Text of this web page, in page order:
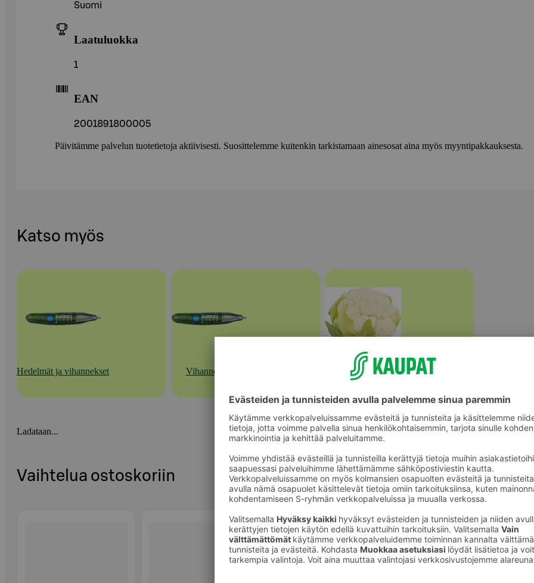
Suomi
Laatuluokka
1
EAN
2001891800005
Päivitämme palvelun tuotetietoja aktiivisesti. Suosittelemme kuitenkin tarkistamaan ainesosat aina myös myyntipakkauksesta.
Katso myös
Hedelmät ja vihannekset Vihannekset Kaalit
Ladataan...
Vaihtelua ostoskoriin